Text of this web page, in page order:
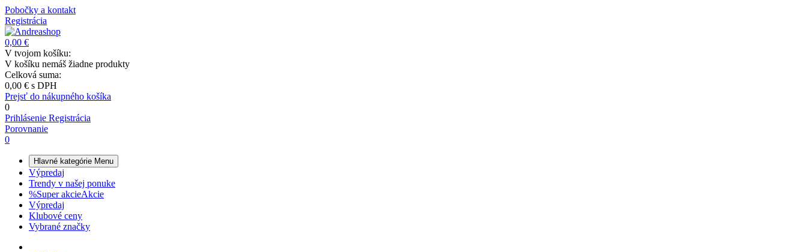
Pobočky a kontakt
Registrácia
0,00 €
V tvojom košíku:
V košíku nemáš žiadne produkty
Celková suma:
0,00 € s DPH
Prejsť do nákupného košíka
0
Prihlásenie Registrácia
Porovnanie
0
Hlavné kategórie Menu
Výpredaj
Trendy v našej ponuke
%Super akcieAkcie
Výpredaj
Klubové ceny
Vybrané značky